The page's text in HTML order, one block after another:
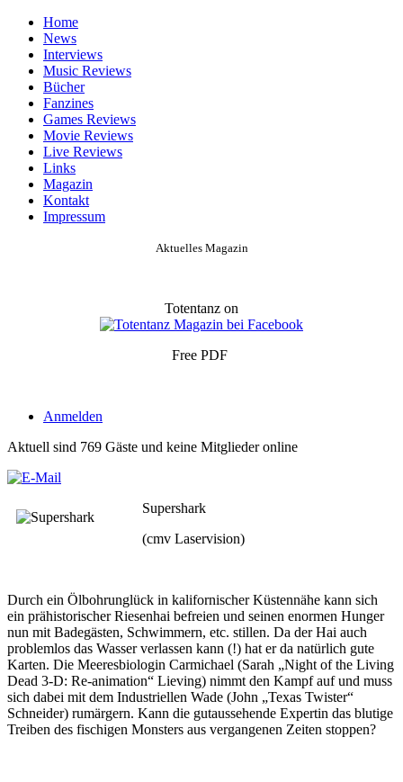
Home
News
Interviews
Music Reviews
Bücher
Fanzines
Games Reviews
Movie Reviews
Live Reviews
Links
Magazin
Kontakt
Impressum
Aktuelles Magazin
Totentanz on
Free PDF
Anmelden
Aktuell sind 769 Gäste und keine Mitglieder online
Supershark
(cmv Laservision)
Durch ein Ölbohrunglück in kalifornischer Küstennähe kann sich
ein prähistorischer Riesenhai befreien und seinen enormen Hunger
nun mit Badegästen, Schwimmern, etc. stillen. Da der Hai auch
problemlos das Wasser verlassen kann (!) hat er da natürlich gute
Karten. Die Meeresbiologin Carmichael (Sarah „Night of the Living
Dead 3-D: Re-animation“ Lieving) nimmt den Kampf auf und muss
sich dabei mit dem Industriellen Wade (John „Texas Twister“
Schneider) rumärgern. Kann die gutaussehende Expertin das blutige
Treiben des fischigen Monsters aus vergangenen Zeiten stoppen?